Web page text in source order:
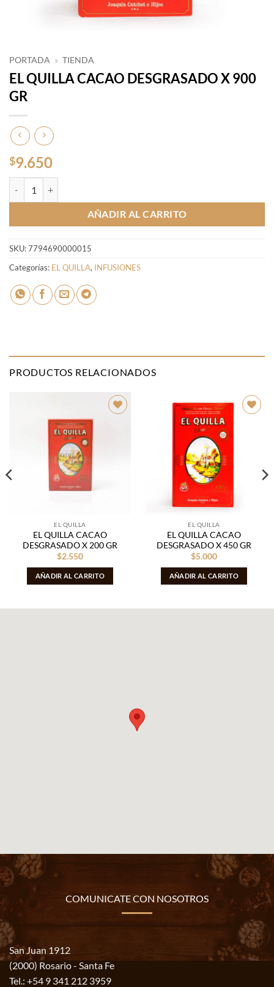
PORTADA » TIENDA
EL QUILLA CACAO DESGRASADO X 900
GR
$9.650
AÑADIR AL CARRITO
SKU:7794690000015
Categorías: EL QUILLA, INFUSIONES
PRODUCTOS RELACIONADOS
EL QUILLA
EL QUILLA CACAO
DESGRASADO X 200 GR
$2.550
AÑADIR AL CARRITO
EL QUILLA
EL QUILLA CACAO
DESGRASADO X 450 GR
$5.000
AÑADIR AL CARRITO
COMUNICATE CON NOSOTROS
San Juan 1912
(2000) Rosario - Santa Fe
Tel.: +54 9 341 212 3959